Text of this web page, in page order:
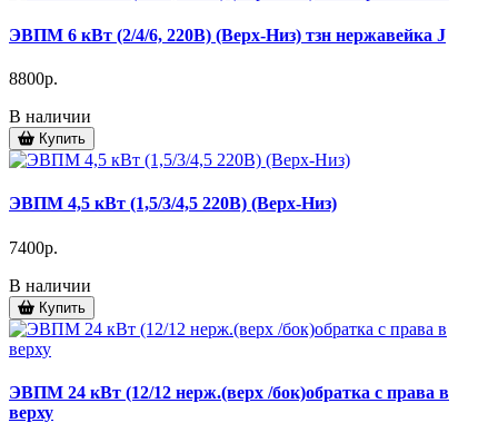
ЭВПМ 6 кВт (2/4/6, 220В) (Верх-Низ) тзн нержавейка J
8800р.
В наличии
Купить
ЭВПМ 4,5 кВт (1,5/3/4,5 220В) (Верх-Низ)
7400р.
В наличии
Купить
ЭВПМ 24 кВт (12/12 нерж.(верх /бок)обратка с права в
верху